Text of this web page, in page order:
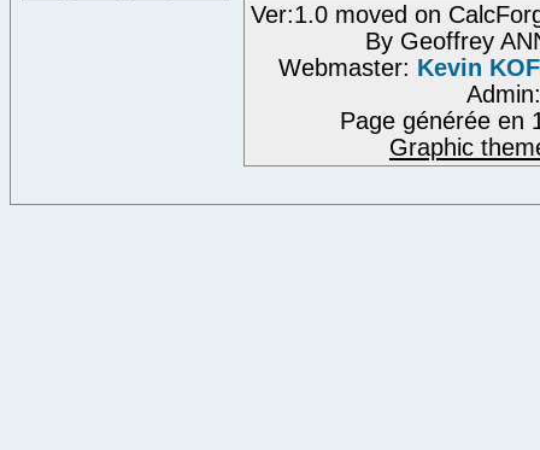
Ver:1.0 moved on
By Geoffrey
Webmaster: Kevin
Page générée en
Graphic